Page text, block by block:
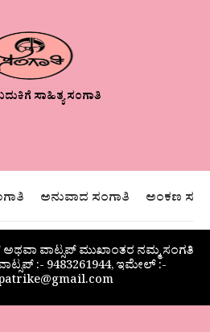
ಸಾಹಿತ್ಯ ಸಂಗಾತಿ
ಅನುವಾದ ಸಂಗಾತಿ ಅಂಕಣ
ವಾಟ್ಸಪ್ ಮುಖಾಂತರ ನಮ್ಮ ಸಂಗತಿ
:- 9483261944, ಇಮೇಲ್ :-